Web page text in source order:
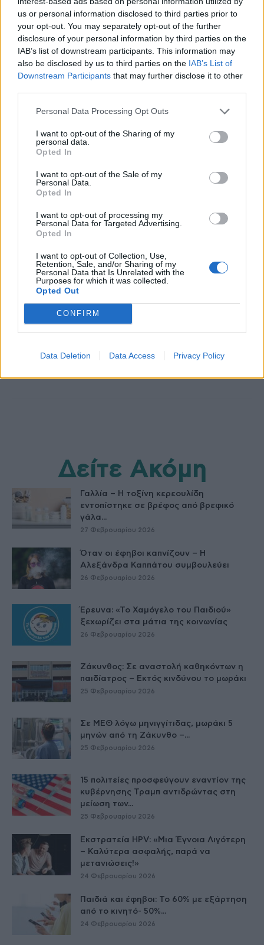
us or personal information disclosed to third parties prior to
your opt-out. You may separately opt-out of the further
disclosure of your personal information by third parties on the
IAB’s list of downstream participants. This information may
also be disclosed by us to third parties on the IAB’s List of
Downstream Participants that may further disclose it to other
Personal Data Processing Opt Outs
I want to opt-out of the Sharing of my
personal data.
Opted In
I want to opt-out of the Sale of my
Personal Data.
Opted In
I want to opt-out of processing my
Personal Data for Targeted Advertising.
Opted In
I want to opt-out of Collection, Use,
Retention, Sale, and/or Sharing of my
Personal Data that Is Unrelated with the
Purposes for which it was collected.
Opted Out
CONFIRM
Data Deletion Data Access Privacy Policy
Με πληροφορίες από ΑΠΕ-ΜΠΕ
photo shutterstock
Διαβάστε επίσης
6 αντικείμενα που μπορεί να αποθηκεύετε με
λάθος τρόπο
healthstories
Δείτε Ακόμη
Γαλλία – Η τοξίνη κερεουλίδη
εντοπίστηκε σε βρέφος από βρεφικό
γάλα...
27 Φεβρουαρίου 2026
Όταν οι έφηβοι καπνίζουν – Η
Αλεξάνδρα Καππάτου συμβουλεύει
26 Φεβρουαρίου 2026
Έρευνα: «Το Χαμόγελο του Παιδιού»
ξεχωρίζει στα μάτια της κοινωνίας
26 Φεβρουαρίου 2026
Ζάκυνθος: Σε αναστολή καθηκόντων η
παιδίατρος – Εκτός κινδύνου το μωράκι
25 Φεβρουαρίου 2026
Σε ΜΕΘ λόγω μηνιγγίτιδας, μωράκι 5
μηνών από τη Ζάκυνθο –...
25 Φεβρουαρίου 2026
15 πολιτείες προσφεύγουν εναντίον της
κυβέρνησης Τραμπ αντιδρώντας στη
μείωση των...
25 Φεβρουαρίου 2026
Εκστρατεία HPV: «Μια Έγνοια Λιγότερη
– Καλύτερα ασφαλής, παρά να
μετανιώσεις!»
24 Φεβρουαρίου 2026
Παιδιά και έφηβοι: Το 60% με εξάρτηση
από το κινητό- 50%...
24 Φεβρουαρίου 2026